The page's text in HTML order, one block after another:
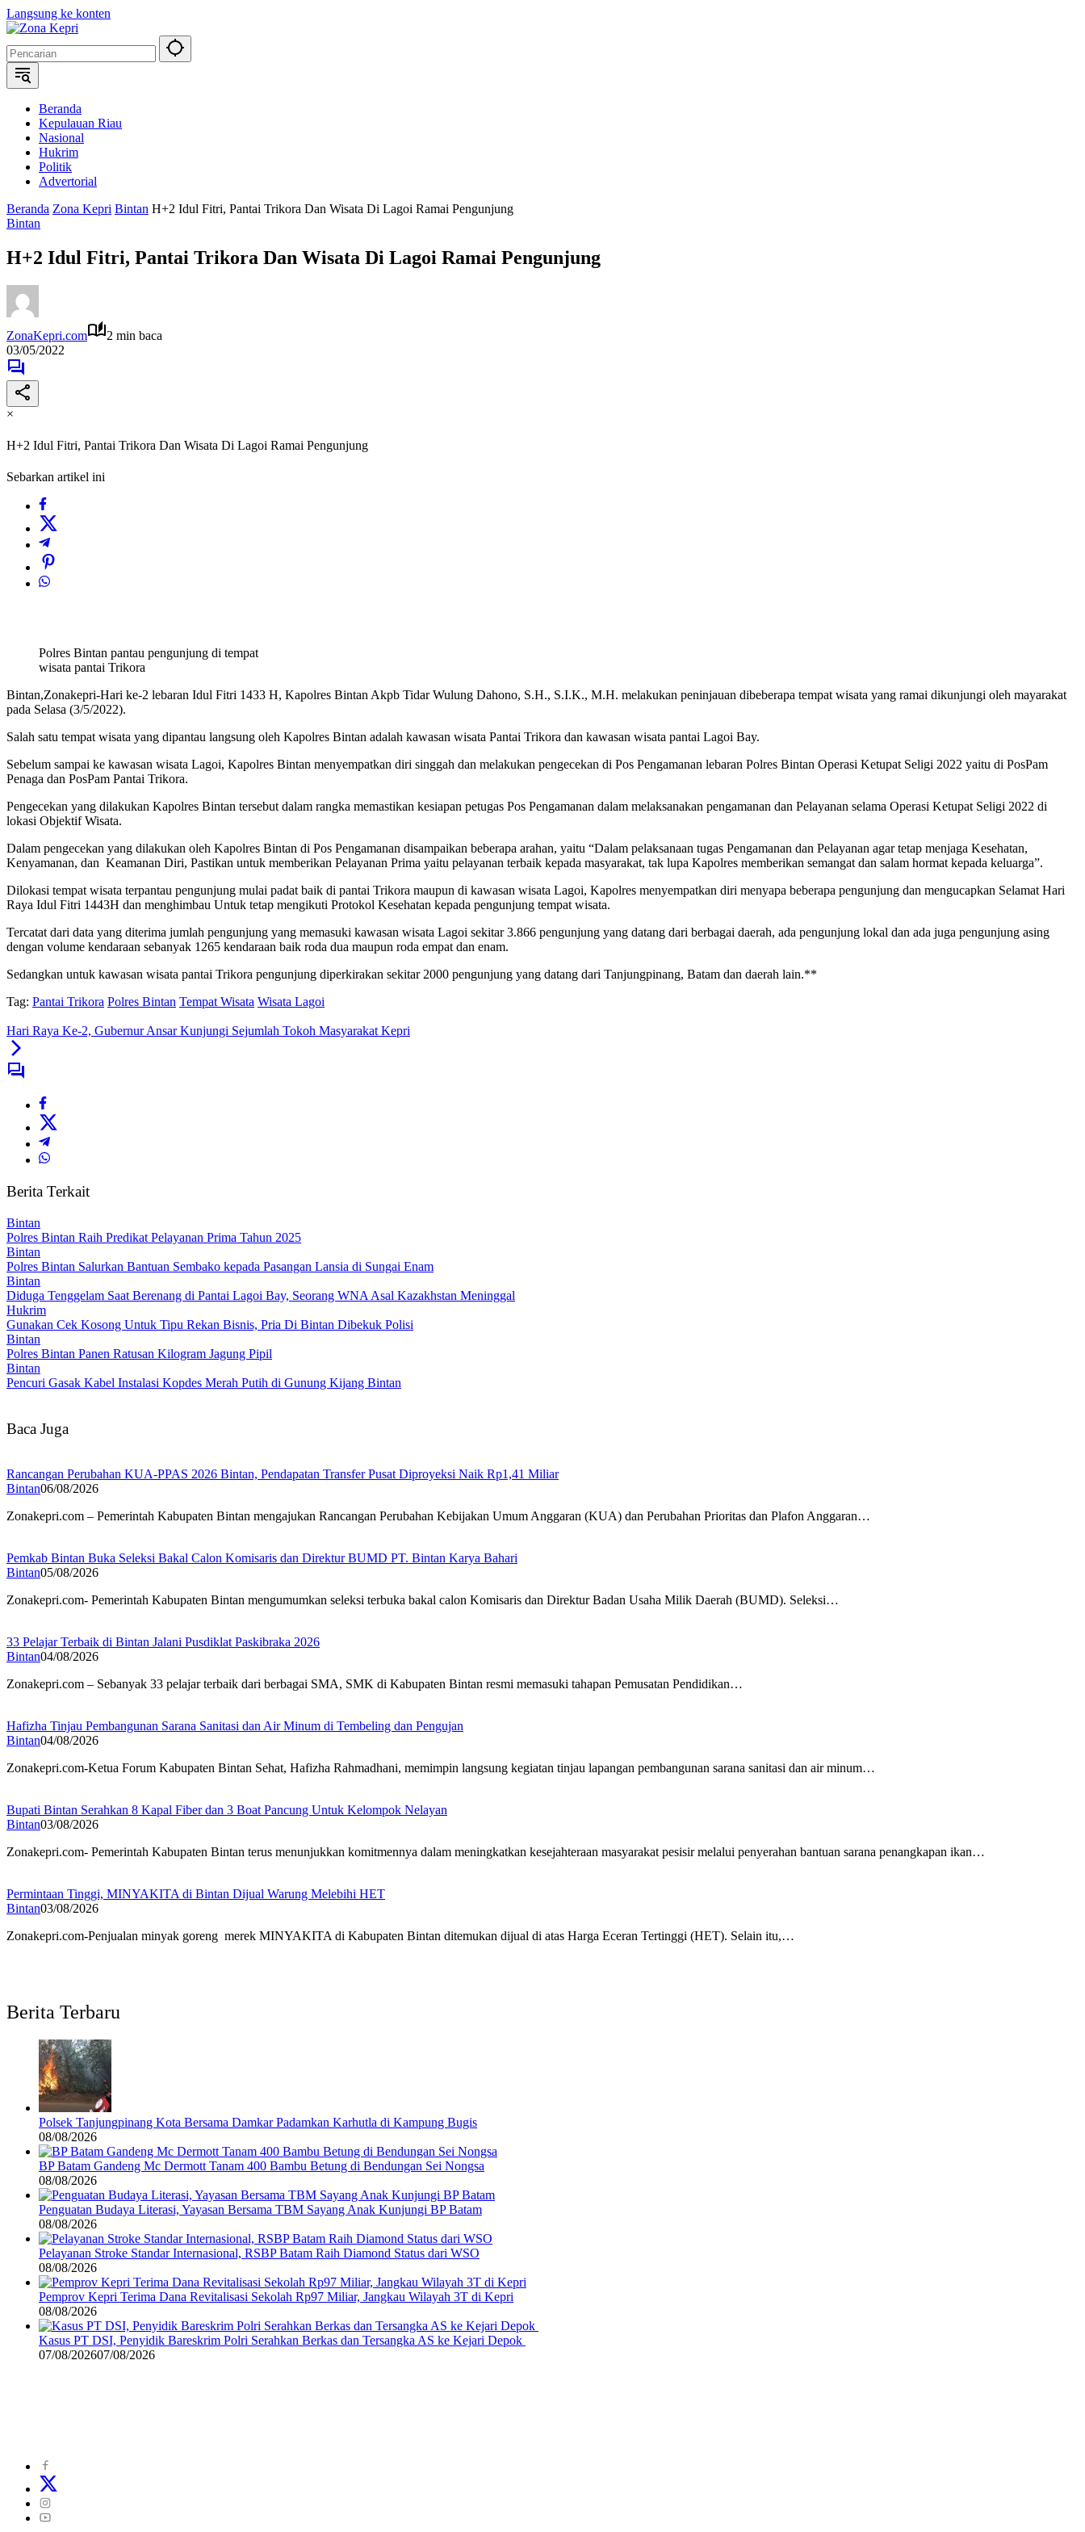
Langsung ke konten
Beranda
Kepulauan Riau
Nasional
Hukrim
Politik
Advertorial
Beranda Zona Kepri Bintan H+2 Idul Fitri, Pantai Trikora Dan Wisata Di Lagoi Ramai Pengunjung
Bintan
H+2 Idul Fitri, Pantai Trikora Dan Wisata Di Lagoi Ramai Pengunjung
ZonaKepri.com
2 min baca
03/05/2022
×
H+2 Idul Fitri, Pantai Trikora Dan Wisata Di Lagoi Ramai Pengunjung
Sebarkan artikel ini
Polres Bintan pantau pengunjung di tempat
wisata pantai Trikora
Bintan,Zonakepri-Hari ke-2 lebaran Idul Fitri 1433 H, Kapolres Bintan Akpb Tidar Wulung Dahono, S.H., S.I.K., M.H. melakukan peninjauan dibeberapa tempat wisata yang ramai dikunjungi oleh mayarakat
pada Selasa (3/5/2022).
Salah satu tempat wisata yang dipantau langsung oleh Kapolres Bintan adalah kawasan wisata Pantai Trikora dan kawasan wisata pantai Lagoi Bay.
Sebelum sampai ke kawasan wisata Lagoi, Kapolres Bintan menyempatkan diri singgah dan melakukan pengecekan di Pos Pengamanan lebaran Polres Bintan Operasi Ketupat Seligi 2022 yaitu di PosPam
Penaga dan PosPam Pantai Trikora.
Pengecekan yang dilakukan Kapolres Bintan tersebut dalam rangka memastikan kesiapan petugas Pos Pengamanan dalam melaksanakan pengamanan dan Pelayanan selama Operasi Ketupat Seligi 2022 di
lokasi Objektif Wisata.
Dalam pengecekan yang dilakukan oleh Kapolres Bintan di Pos Pengamanan disampaikan beberapa arahan, yaitu “Dalam pelaksanaan tugas Pengamanan dan Pelayanan agar tetap menjaga Kesehatan,
Kenyamanan, dan Keamanan Diri, Pastikan untuk memberikan Pelayanan Prima yaitu pelayanan terbaik kepada masyarakat, tak lupa Kapolres memberikan semangat dan salam hormat kepada keluarga”.
Dilokasi tempat wisata terpantau pengunjung mulai padat baik di pantai Trikora maupun di kawasan wisata Lagoi, Kapolres menyempatkan diri menyapa beberapa pengunjung dan mengucapkan Selamat Hari
Raya Idul Fitri 1443H dan menghimbau Untuk tetap mengikuti Protokol Kesehatan kepada pengunjung tempat wisata.
Tercatat dari data yang diterima jumlah pengunjung yang memasuki kawasan wisata Lagoi sekitar 3.866 pengunjung yang datang dari berbagai daerah, ada pengunjung lokal dan ada juga pengunjung asing
dengan volume kendaraan sebanyak 1265 kendaraan baik roda dua maupun roda empat dan enam.
Sedangkan untuk kawasan wisata pantai Trikora pengunjung diperkirakan sekitar 2000 pengunjung yang datang dari Tanjungpinang, Batam dan daerah lain.**
Tag: Pantai Trikora Polres Bintan Tempat Wisata Wisata Lagoi
Hari Raya Ke-2, Gubernur Ansar Kunjungi Sejumlah Tokoh Masyarakat Kepri
Berita Terkait
Bintan
Polres Bintan Raih Predikat Pelayanan Prima Tahun 2025
Bintan
Polres Bintan Salurkan Bantuan Sembako kepada Pasangan Lansia di Sungai Enam
Bintan
Diduga Tenggelam Saat Berenang di Pantai Lagoi Bay, Seorang WNA Asal Kazakhstan Meninggal
Hukrim
Gunakan Cek Kosong Untuk Tipu Rekan Bisnis, Pria Di Bintan Dibekuk Polisi
Bintan
Polres Bintan Panen Ratusan Kilogram Jagung Pipil
Bintan
Pencuri Gasak Kabel Instalasi Kopdes Merah Putih di Gunung Kijang Bintan
Baca Juga
Rancangan Perubahan KUA-PPAS 2026 Bintan, Pendapatan Transfer Pusat Diproyeksi Naik Rp1,41 Miliar
Bintan06/08/2026
Zonakepri.com – Pemerintah Kabupaten Bintan mengajukan Rancangan Perubahan Kebijakan Umum Anggaran (KUA) dan Perubahan Prioritas dan Plafon Anggaran…
Pemkab Bintan Buka Seleksi Bakal Calon Komisaris dan Direktur BUMD PT. Bintan Karya Bahari
Bintan05/08/2026
Zonakepri.com- Pemerintah Kabupaten Bintan mengumumkan seleksi terbuka bakal calon Komisaris dan Direktur Badan Usaha Milik Daerah (BUMD). Seleksi…
33 Pelajar Terbaik di Bintan Jalani Pusdiklat Paskibraka 2026
Bintan04/08/2026
Zonakepri.com – Sebanyak 33 pelajar terbaik dari berbagai SMA, SMK di Kabupaten Bintan resmi memasuki tahapan Pemusatan Pendidikan…
Hafizha Tinjau Pembangunan Sarana Sanitasi dan Air Minum di Tembeling dan Pengujan
Bintan04/08/2026
Zonakepri.com-Ketua Forum Kabupaten Bintan Sehat, Hafizha Rahmadhani, memimpin langsung kegiatan tinjau lapangan pembangunan sarana sanitasi dan air minum…
Bupati Bintan Serahkan 8 Kapal Fiber dan 3 Boat Pancung Untuk Kelompok Nelayan
Bintan03/08/2026
Zonakepri.com- Pemerintah Kabupaten Bintan terus menunjukkan komitmennya dalam meningkatkan kesejahteraan masyarakat pesisir melalui penyerahan bantuan sarana penangkapan ikan…
Permintaan Tinggi, MINYAKITA di Bintan Dijual Warung Melebihi HET
Bintan03/08/2026
Zonakepri.com-Penjualan minyak goreng merek MINYAKITA di Kabupaten Bintan ditemukan dijual di atas Harga Eceran Tertinggi (HET). Selain itu,…
Berita Terbaru
Polsek Tanjungpinang Kota Bersama Damkar Padamkan Karhutla di Kampung Bugis
08/08/2026
BP Batam Gandeng Mc Dermott Tanam 400 Bambu Betung di Bendungan Sei Nongsa
08/08/2026
Penguatan Budaya Literasi, Yayasan Bersama TBM Sayang Anak Kunjungi BP Batam
08/08/2026
Pelayanan Stroke Standar Internasional, RSBP Batam Raih Diamond Status dari WSO
08/08/2026
Pemprov Kepri Terima Dana Revitalisasi Sekolah Rp97 Miliar, Jangkau Wilayah 3T di Kepri
08/08/2026
Kasus PT DSI, Penyidik Bareskrim Polri Serahkan Berkas dan Tersangka AS ke Kejari Depok
07/08/202607/08/2026